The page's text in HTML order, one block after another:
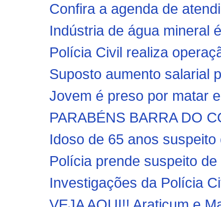
Confira a agenda de
Indústria de água mineral
Polícia Civil realiza
Suposto aumento salarial
Jovem é preso por matar
PARABÉNS BARRA DO
Idoso de 65 anos
Polícia prende suspeito
Investigações da Polícia